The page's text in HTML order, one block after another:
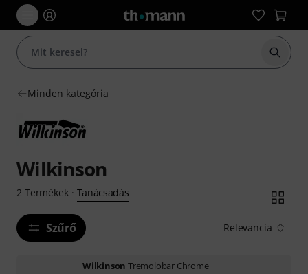
Minden kategória
Wilkinson
2 Termékek· Tanácsadás
Szűrő Relevancia
Wilkinson Tremolobar Chrome